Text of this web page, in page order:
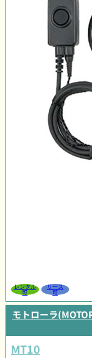
レンタル
可
リース
可
モトローラ
MT10